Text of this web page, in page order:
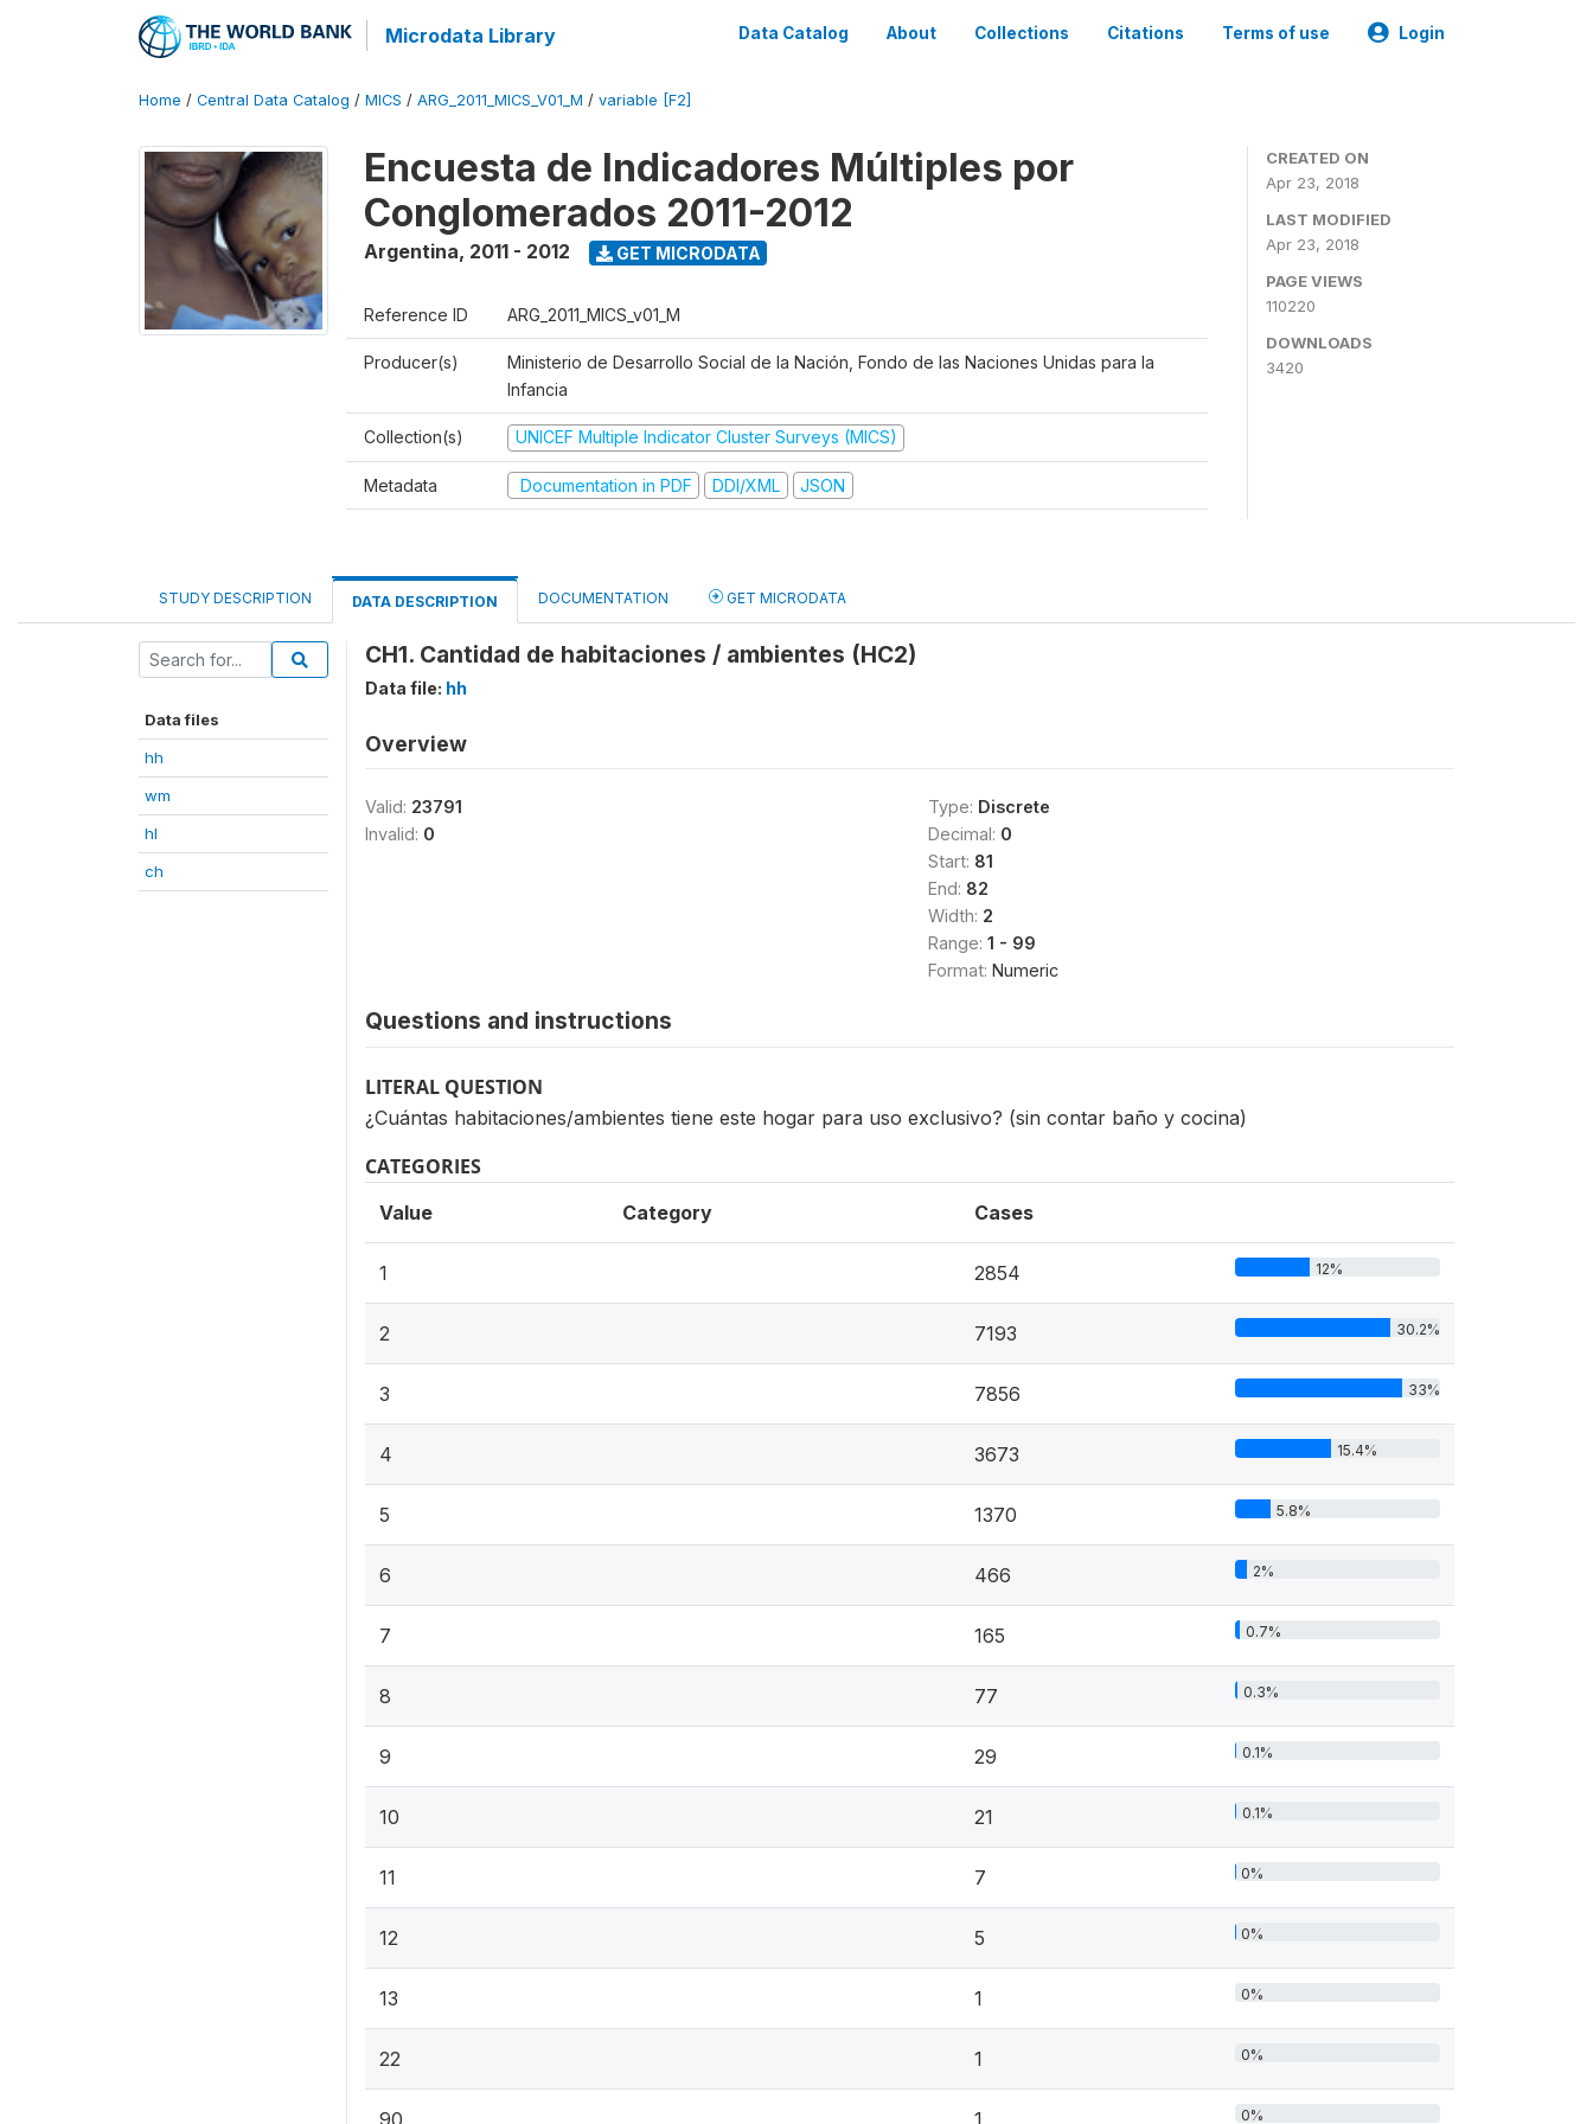
Microdata Library Data Catalog About Collections Citations Terms of use Login
Home / Central Data Catalog / MICS / ARG_2011_MICS_V01_M / variable [F2]
Encuesta de Indicadores Múltiples por
Conglomerados 2011-2012
Argentina, 2011 - 2012 GET MICRODATA
Reference ID ARG_2011_MICS_v01_M
Producer(s)
Ministerio de Desarrollo Social de la Nación, Fondo de las Naciones Unidas para la
Infancia
Collection(s) UNICEF Multiple Indicator Cluster Surveys (MICS)
Metadata Documentation in PDF DDI/XML JSON
CREATED ON
Apr 23, 2018
LAST MODIFIED
Apr 23, 2018
PAGE VIEWS
110220
DOWNLOADS
3420
STUDY DESCRIPTION DATA DESCRIPTION DOCUMENTATION GET MICRODATA
Data files
hh
wm
hl
ch
CH1. Cantidad de habitaciones / ambientes (HC2)
Data file: hh
Overview
Valid: 23791
Invalid: 0
Type: Discrete
Decimal: 0
Start: 81
End: 82
Width: 2
Range: 1 - 99
Format: Numeric
Questions and instructions
LITERAL QUESTION
¿Cuántas habitaciones/ambientes tiene este hogar para uso exclusivo? (sin contar baño y cocina)
CATEGORIES
Value Category Cases
1 2854 12%
2 7193 30.2%
3 7856 33%
4 3673 15.4%
5 1370 5.8%
6 466 2%
7 165 0.7%
8 77 0.3%
9 29 0.1%
10 21 0.1%
11 7 0%
12 5 0%
13 1 0%
22 1 0%
90 1 0%